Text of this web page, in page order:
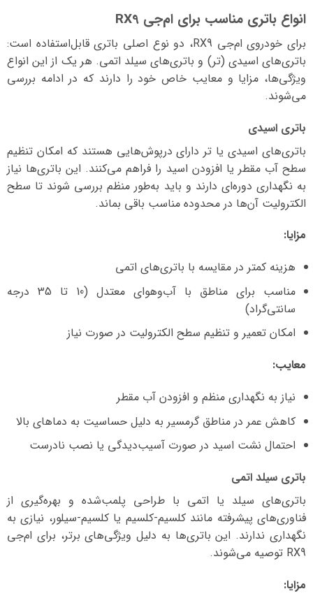
انواع باتری مناسب برای ام‌جی RX9
برای خودروی ام‌جی RX9، دو نوع اصلی باتری قابل‌استفاده است:
باتری‌های اسیدی (تر) و باتری‌های سیلد اتمی. هر یک از این انواع
ویژگی‌ها، مزایا و معایب خاص خود را دارند که در ادامه بررسی
می‌شوند.
باتری اسیدی
باتری‌های اسیدی یا تر دارای درپوش‌هایی هستند که امکان تنظیم
سطح آب مقطر یا افزودن اسید را فراهم می‌کنند. این باتری‌ها نیاز
به نگهداری دوره‌ای دارند و باید به‌طور منظم بررسی شوند تا سطح
الکترولیت آن‌ها در محدوده مناسب باقی بماند.
مزایا:
هزینه کمتر در مقایسه با باتری‌های اتمی
مناسب برای مناطق با آب‌وهوای معتدل (10 تا 35 درجه
سانتی‌گراد)
امکان تعمیر و تنظیم سطح الکترولیت در صورت نیاز
معایب:
نیاز به نگهداری منظم و افزودن آب مقطر
کاهش عمر در مناطق گرمسیر به دلیل حساسیت به دماهای بالا
احتمال نشت اسید در صورت آسیب‌دیدگی یا نصب نادرست
باتری سیلد اتمی
باتری‌های سیلد یا اتمی با طراحی پلمب‌شده و بهره‌گیری از
فناوری‌های پیشرفته مانند کلسیم-کلسیم یا کلسیم-سیلور، نیازی به
نگهداری ندارند. این باتری‌ها به دلیل ویژگی‌های برتر، برای ام‌جی
RX9 توصیه می‌شوند.
مزایا: